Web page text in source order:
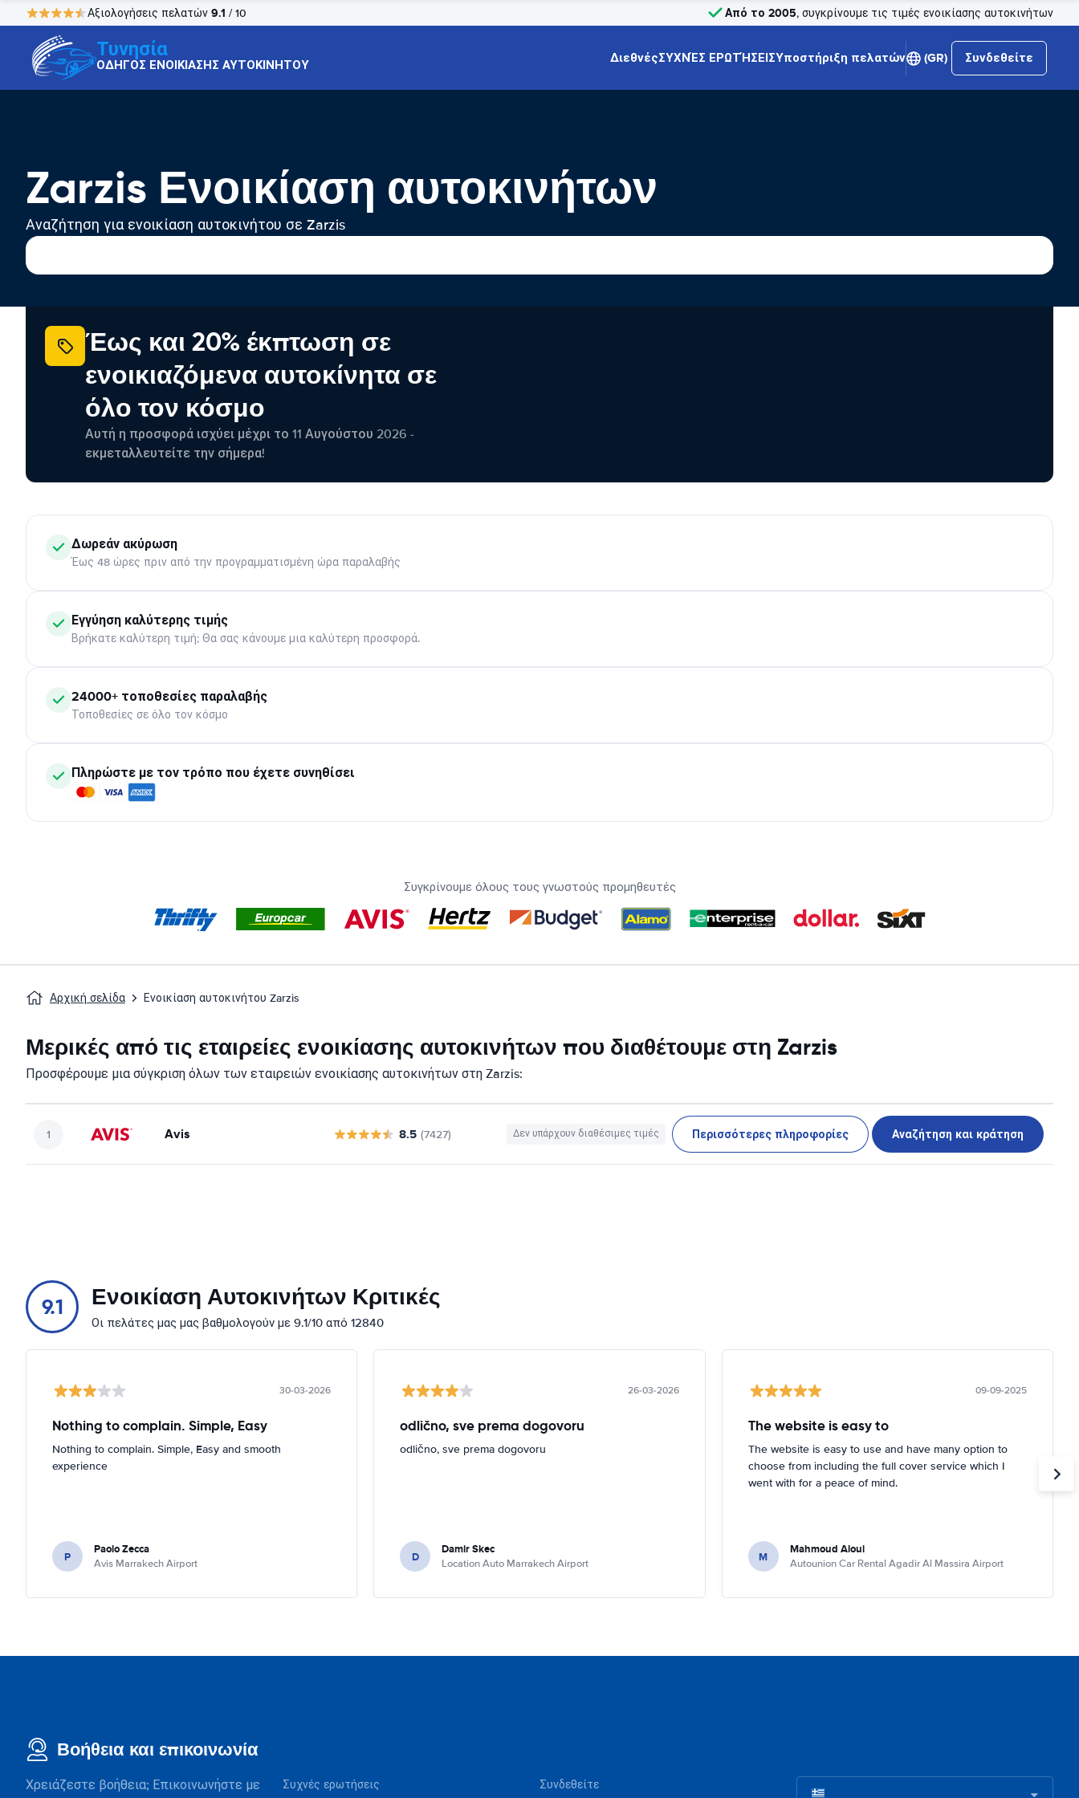
Αξιολογήσεις πελατών 9.1 / 10 Από το 2005, συγκρίνουμε τις τιμές ενοικίασης αυτοκινήτων
Τυνησία
ΟΔΗΓΟΣ ΕΝΟΙΚΙΑΣΗΣ ΑΥΤΟΚΙΝΗΤΟΥ ΔιεθνέςΣΥΧΝΈΣ ΕΡΩΤΉΣΕΙΣΥποστήριξη πελατών (GR) Συνδεθείτε
Zarzis Ενοικίαση αυτοκινήτων
Αναζήτηση για ενοικίαση αυτοκινήτου σε Zarzis
Έως και 20% έκπτωση σε
ενοικιαζόμενα αυτοκίνητα σε
όλο τον κόσμο
Αυτή η προσφορά ισχύει μέχρι το 11 Αυγούστου 2026 -
εκμεταλλευτείτε την σήμερα!
Δωρεάν ακύρωση
Έως 48 ώρες πριν από την προγραμματισμένη ώρα παραλαβής
Εγγύηση καλύτερης τιμής
Βρήκατε καλύτερη τιμή; Θα σας κάνουμε μια καλύτερη προσφορά.
24000+ τοποθεσίες παραλαβής
Τοποθεσίες σε όλο τον κόσμο
Πληρώστε με τον τρόπο που έχετε συνηθίσει
Συγκρίνουμε όλους τους γνωστούς προμηθευτές
Αρχική σελίδα Ενοικίαση αυτοκινήτου Zarzis
Μερικές από τις εταιρείες ενοικίασης αυτοκινήτων που διαθέτουμε στη Zarzis
Προσφέρουμε μια σύγκριση όλων των εταιρειών ενοικίασης αυτοκινήτων στη Zarzis:
Avis 8.5 (7427) Δεν υπάρχουν διαθέσιμες τιμές Περισσότερες πληροφορίες Αναζήτηση και κράτηση
9.1 Ενοικίαση Αυτοκινήτων Κριτικές
Οι πελάτες μας μας βαθμολογούν με 9.1/10 από 12840
30-03-2026
Nothing to complain. Simple, Easy
Nothing to complain. Simple, Easy and smooth
experience
P Paolo Zecca
Avis Marrakech Airport
26-03-2026
odlično, sve prema dogovoru
odlično, sve prema dogovoru
D Damir Skec
Location Auto Marrakech Airport
09-09-2025
The website is easy to
The website is easy to use and have many option to
choose from including the full cover service which I
went with for a peace of mind.
M Mahmoud Aloui
Autounion Car Rental Agadir Al Massira Airport
Βοήθεια και επικοινωνία
Χρειάζεστε βοήθεια; Επικοινωνήστε με
Συχνές ερωτήσεις Συνδεθείτε